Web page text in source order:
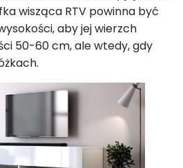
wisząca RTV powinna być
aby jej wierzch
50-60 cm, ale wtedy, gdy